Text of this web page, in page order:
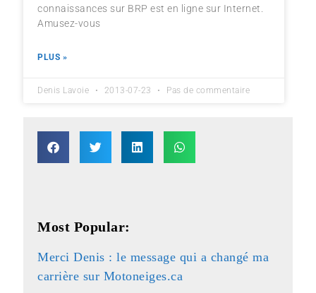
connaissances sur BRP est en ligne sur Internet.
Amusez-vous
PLUS »
Denis Lavoie 2013-07-23 Pas de commentaire
Most Popular:
Merci Denis : le message qui a changé ma
carrière sur Motoneiges.ca